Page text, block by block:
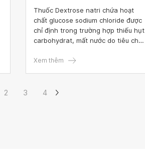
Thuốc Dextrose natri chứa hoạt
chất glucose sodium chloride được
chỉ định trong trường hợp thiếu hụt
carbohydrat, mất nước do tiêu chảy
nguyên nhân... Cùng tìm hiểu về
dưới đây.
Xem thêm
2 3 4